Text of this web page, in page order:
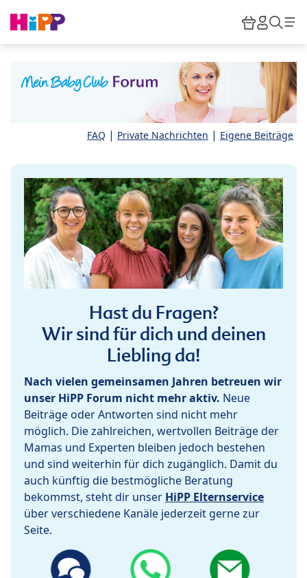
HiPP
FAQ | Private Nachrichten | Eigene Beiträge
Hast du Fragen?
Wir sind für dich und deinen
Liebling da!
Nach vielen gemeinsamen Jahren betreuen wir
unser HiPP Forum nicht mehr aktiv. Neue
Beiträge oder Antworten sind nicht mehr
möglich. Die zahlreichen, wertvollen Beiträge der
Mamas und Experten bleiben jedoch bestehen
und sind weiterhin für dich zugänglich. Damit du
auch künftig die bestmögliche Beratung
bekommst, steht dir unser HiPP Elternservice
über verschiedene Kanäle jederzeit gerne zur
Seite.